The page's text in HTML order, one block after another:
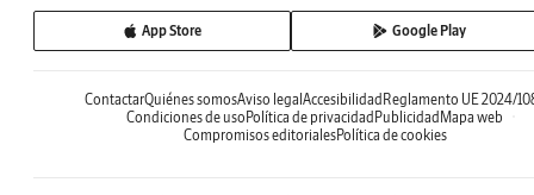
App Store Google Play
ContactarQuiénes somosAviso legal Accesibilidad Reglamento UE 2024/
Condiciones de uso Política de privacidad Publicidad Mapa web
Compromisos editorialesPolítica de cookies